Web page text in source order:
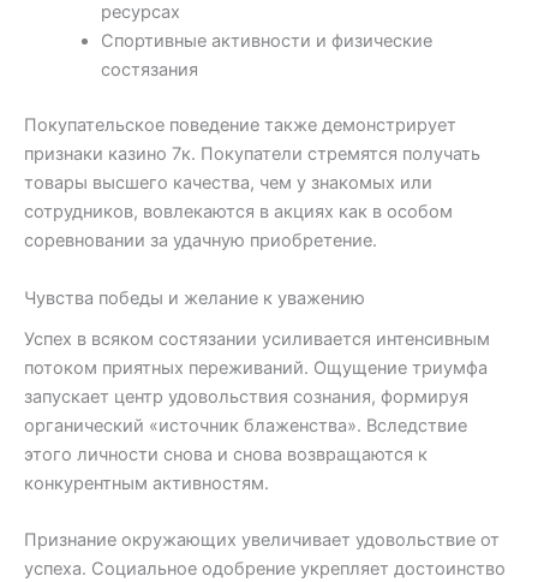
ресурсах
Спортивные активности и физические
состязания
Покупательское поведение также демонстрирует
признаки казино 7к. Покупатели стремятся получать
товары высшего качества, чем у знакомых или
сотрудников, вовлекаются в акциях как в особом
соревновании за удачную приобретение.
Чувства победы и желание к уважению
Успех в всяком состязании усиливается интенсивным
потоком приятных переживаний. Ощущение триумфа
запускает центр удовольствия сознания, формируя
органический «источник блаженства». Вследствие
этого личности снова и снова возвращаются к
конкурентным активностям.
Признание окружающих увеличивает удовольствие от
успеха. Социальное одобрение укрепляет достоинство